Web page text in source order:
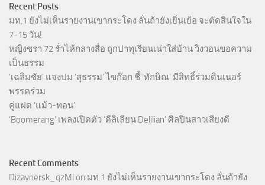
Recent Posts
มท.1 ยังไม่เห็นรายงานเขากระโดง ลั่นถ้ายังเยิ่นเย้อ จะตัดสินใจใน
7-15 วัน!
หญิงชรา 72 ร่ำไห้กลางสื่อ ถูกปาทุเรียนเน่าใส่บ้าน วิงวอนขอความ
เป็นธรรม
‘เฉลิมชัย’ แจงปม ‘สุธรรม’ ไขก๊อก ชี้ ‘ทักษิณ’ มีสิทธิ์ร่วมดินเนอร์
พรรคร่วม
คู่แฝด ‘แม้ว-ทอน’
‘Boomerang’ เพลงเปิดตัว ‘ดีลิเลียน Delilian’ ศิลปินสาวเสียงดี
Recent Comments
Dizaynersk_qzMl on มท.1 ยังไม่เห็นรายงานเขากระโดง ลั่นถ้ายัง